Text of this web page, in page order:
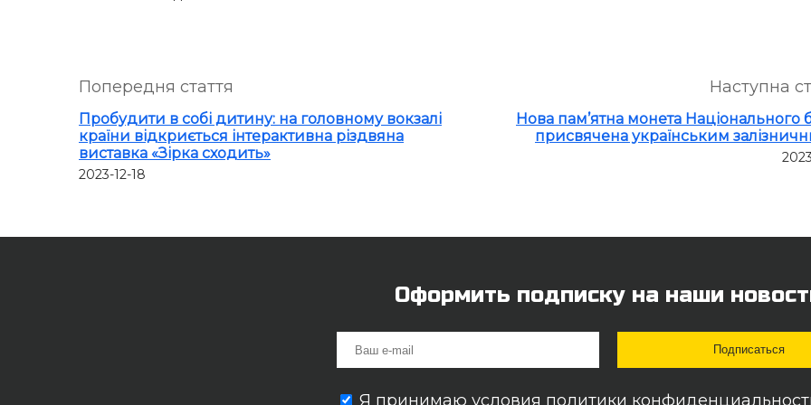
Попередня стаття
Пробудити в собі дитину: на головному вокзалі
країни відкриється інтерактивна різдвяна
виставка «Зірка сходить»
2023-12-18
Наступна
Нова пам’ятна монета Національного
присвячена українським
Оформить подписку на наши
Я принимаю условия политики